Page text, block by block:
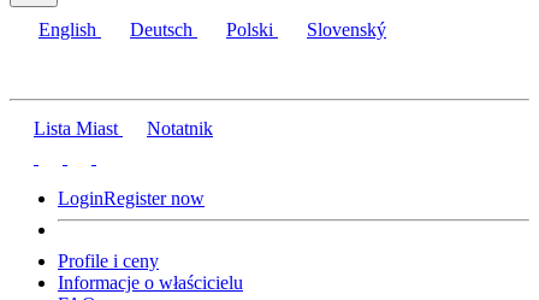
English Deutsch Polski Slovenský
Lista Miast Notatnik
LoginRegister now
Profile i ceny
Informacje o właścicielu